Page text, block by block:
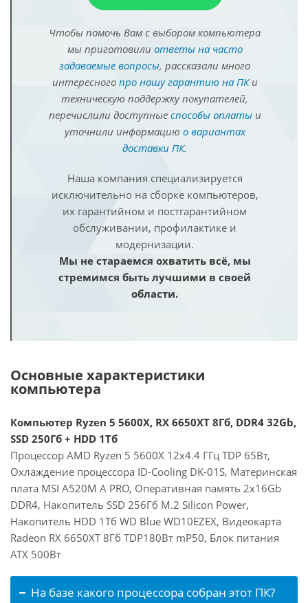
Чтобы помочь Вам с выбором компьютера
мы приготовили ответы на часто
задаваемые вопросы, рассказали много
интересного про нашу гарантию на ПКи
техническую поддержку покупателей,
перечислили доступные способы оплатыи
уточнили информацию о вариантах
доставки ПК.
Наша компания специализируется
исключительно на сборке компьютеров,
их гарантийном и постгарантийном
обслуживании, профилактике и
модернизации.
Мы не стараемся охватить всё, мы
стремимся быть лучшими в своей
области.
Основные характеристики
компьютера
Компьютер Ryzen 5 5600X, RX 6650XT 8Гб, DDR4 32Gb,
SSD 250Гб + HDD 1Тб
Процессор AMD Ryzen 5 5600X 12x4.4 ГГц TDP 65Вт,
Охлаждение процессора ID-Cooling DK-01S, Материнская
плата MSI A520M A PRO, Оперативная память 2x16Gb
DDR4, Накопитель SSD 256Гб M.2 Silicon Power,
Накопитель HDD 1Тб WD Blue WD10EZEX, Видеокарта
Radeon RX 6650XT 8Гб TDP180Вт mP50, Блок питания
ATX 500Вт
На базе какого процессора собран этот ПК?